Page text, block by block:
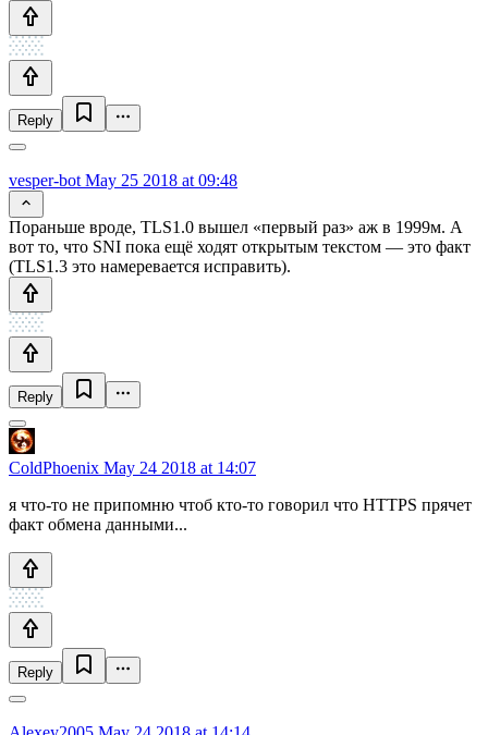
Reply
vesper-bot May 25 2018 at 09:48
Пораньше вроде, TLS1.0 вышел «первый раз» аж в 1999м. А
вот то, что SNI пока ещё ходят открытым текстом — это факт
(TLS1.3 это намеревается исправить).
Reply
ColdPhoenix May 24 2018 at 14:07
я что-то не припомню чтоб кто-то говорил что HTTPS прячет
факт обмена данными...
Reply